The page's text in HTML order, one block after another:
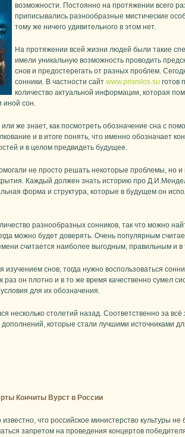
возможности. Постоянно на протяжении всего
приписывались разнообразные мистические
тому же ничего удивительного в этом нет.
На протяжении всей жизни людей были такие
имели уникальную возможность проводить
снов и предостерегать от разных проблем.
сонники. В частности сайт www.prisnilos.su готов
количество актуальной информации, которая
иной сон.
же знает, как посмотреть обозначение сна с
и в итоге понять, что именно обозначает
и в целом предвидеть будущее.
не просто решать некоторые проблемы, но и
Каждый должен знать историю про
форма и структура, которые в будущем он
разнообразных сонников, так что можно
можно будет доверять. Очень популярным
считается наиболее выгодным, правильным и
снов, тогда нужно воспользоваться
он плотно и в то же время качественно сумел
для их обозначения.
несколько столетий назад. Соответственно за
которые стали лучшими источниками
Кончиты Вурст в России
что российское министерство культуры
запретом на проведения концертов